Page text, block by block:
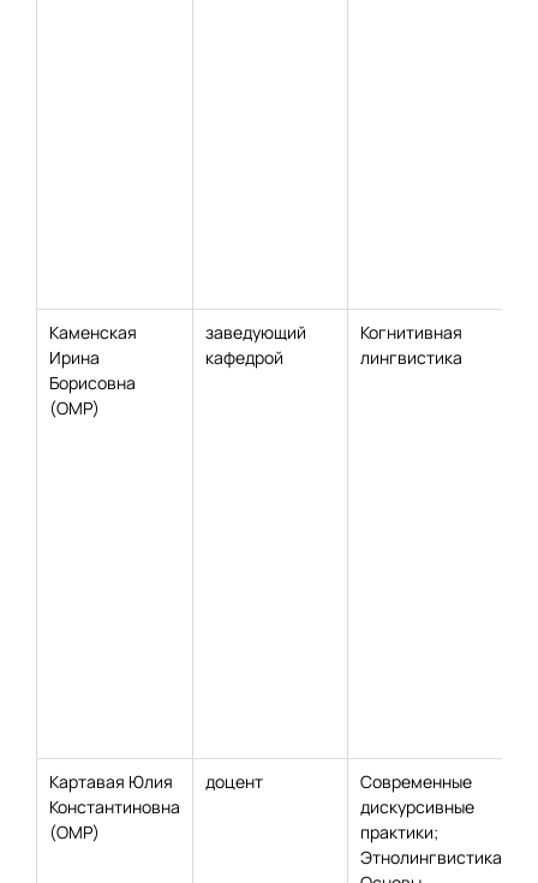
Каменская
Ирина
Борисовна
(ОМР)
заведующий
кафедрой
Когнитивная
лингвистика
Картавая Юлия
Константиновна
(ОМР)
доцент
Современные
дискурсивные
практики;
Этнолингвистика;